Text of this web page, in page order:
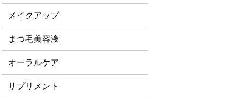
メイクアップ
まつ毛美容液
オーラルケア
サプリメント